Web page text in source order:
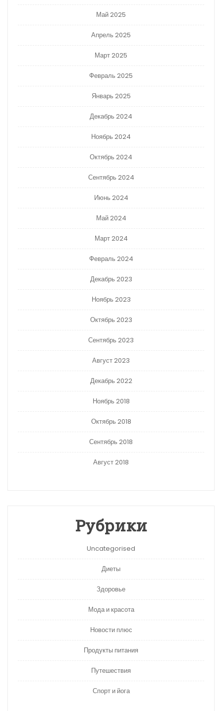
Май 2025
Апрель 2025
Март 2025
Февраль 2025
Январь 2025
Декабрь 2024
Ноябрь 2024
Октябрь 2024
Сентябрь 2024
Июнь 2024
Май 2024
Март 2024
Февраль 2024
Декабрь 2023
Ноябрь 2023
Октябрь 2023
Сентябрь 2023
Август 2023
Декабрь 2022
Ноябрь 2018
Октябрь 2018
Сентябрь 2018
Август 2018
Рубрики
Uncategorised
Диеты
Здоровье
Мода и красота
Новости плюс
Продукты питания
Путешествия
Спорт и йога